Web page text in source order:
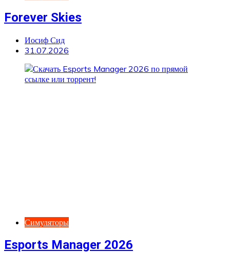
Forever Skies
Иосиф Сид
31.07.2026
Симуляторы
Esports Manager 2026